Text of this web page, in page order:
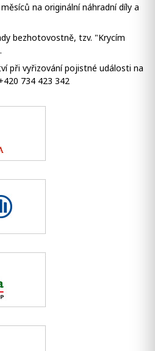
na originální náhradní díly a
bezhotovostně, tzv. "Krycím
při vyřizování pojistné události na
734 423 342